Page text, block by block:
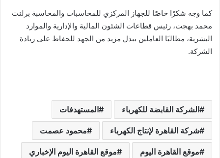
كما وجه شكرًا خاصًا للجهاز المركزي للمحاسبات والمحاسبة برلنت
محمد بهجت، رئيس قطاعات الشئون المالية والإدارية والموارد
البشرية، مطالبًا العاملين ببذل مزيد من الجهد للحفاظ على ريادة
الشركة.
الشركة القابضة للكهرباء المستهدفات
شركة القاهرة لإنتاج الكهرباء محمود عصمت
موقع القاهرة اليوم موقع القاهرة اليوم الإخباري